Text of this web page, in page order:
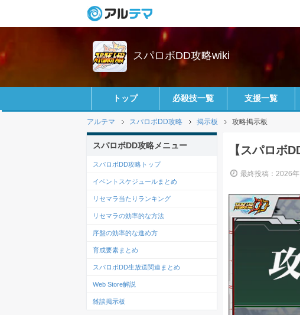
スパロボDD攻略wiki
トップ 必殺技一覧 支援一覧
アルテマ スパロボDD攻略 掲示板 攻略掲示板
【スパロボ
最終投稿：2026
スパロボDD攻略メニュー
スパロボDD攻略トップ
イベントスケジュールまとめ
リセマラ当たりランキング
リセマラの効率的な方法
序盤の効率的な進め方
育成要素まとめ
スパロボDD生放送関連まとめ
Web Store解説
雑談掲示板